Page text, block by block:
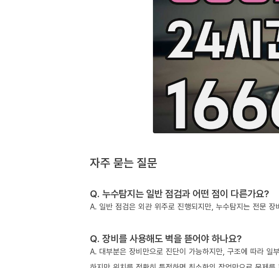
자주 묻는 질문
Q. 누수탐지는 일반 점검과 어떤 점이 다른가요?
A. 일반 점검은 외관 위주로 진행되지만, 누수탐지는 전문
Q. 장비를 사용해도 벽을 뜯어야 하나요?
A. 대부분은 장비만으로 진단이 가능하지만, 구조에 따라 일